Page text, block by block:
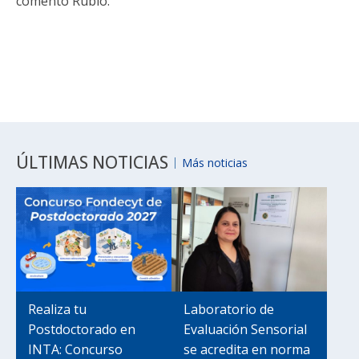
ÚLTIMAS NOTICIAS Más noticias
Realiza tu
Postdoctorado en
INTA: Concurso
Laboratorio de
Evaluación Sensorial
se acredita en norma